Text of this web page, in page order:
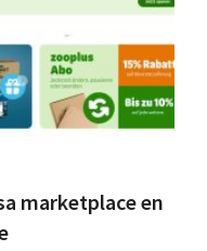
marketplace en